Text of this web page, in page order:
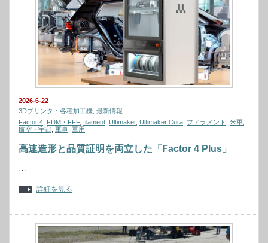
2026-6-22
3Dプリンタ・各種加工機 最新情報
Factor 4 FDM・FFF, filament Ultimaker, Ultimaker Cura フィラメント 米軍
航空・宇宙 軍事 軍用
高速造形と品質証明を両立した「Factor 4 Plus」
…
詳細を見る